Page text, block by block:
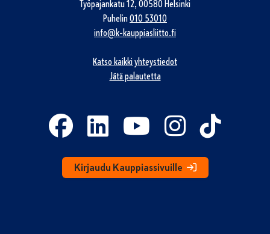
Työpajankatu 12, 00580 Helsinki
Puhelin010 53010
info@k-kauppiasliitto.fi
Katso kaikki yhteystiedot
Jätä palautetta
Kirjaudu Kauppiassivuille